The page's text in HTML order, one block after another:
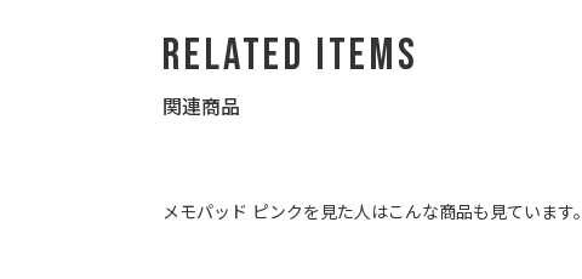
Related Items
関連商品
メモパッド ピンクを見た人はこんな商品も見ています。